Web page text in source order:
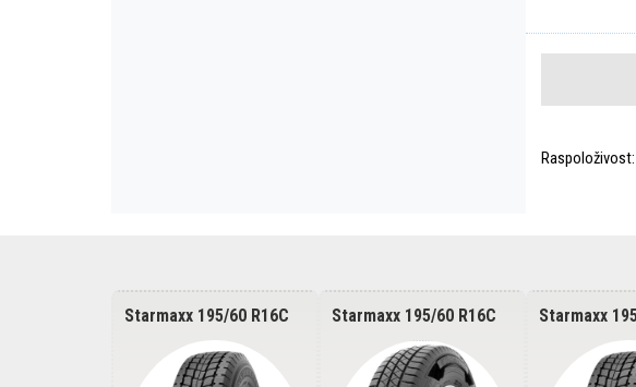
Raspoloživost:
Starmaxx 195/60 R16C
Starmaxx 195/60 R16C
Vanmaxx 99/97
Starmaxx
104/102R